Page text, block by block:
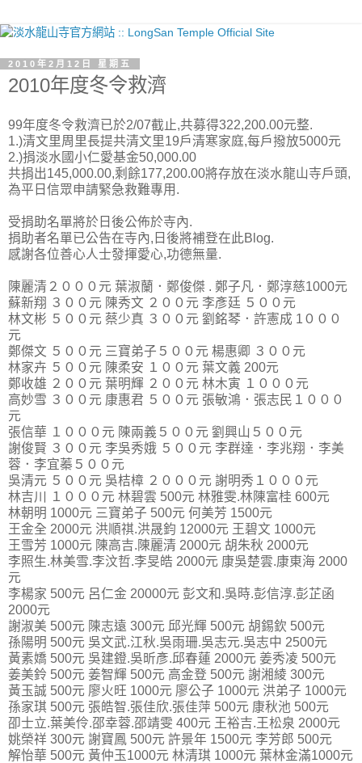
2010年2月12日 星期五
2010年度冬令救濟
99年度冬令救濟已於2/07截止,共募得322,200.00元整.
1.)清文里周里長提共清文里19戶清寒家庭,每戶撥放5000元
2.)捐淡水國小仁愛基金50,000.00
共捐出145,000.00,剩餘177,200.00將存放在淡水龍山寺戶頭,
為平日信眾申請緊急救難專用.
受捐助名單將於日後公佈於寺內.
捐助者名單已公告在寺內,日後將補登在此Blog.
感謝各位善心人士發揮愛心,功德無量.
陳麗清２０００元 葉淑蘭．鄭俊傑 . 鄭子凡．鄭淳慈1000元
蘇新翔 ３００元 陳秀文 ２００元 李彥廷 ５００元
林文彬 ５００元 蔡少真 ３００元 劉銘琴．許憲成 1０００
元
鄭傑文 ５００元 三寶弟子５００元 楊惠卿 ３００元
林家卉 ５００元 陳柔安 １００元 葉文義 200元
鄭收雄 ２００元 葉明輝 ２００元 林木寅 １０００元
高妙雪 ３００元 康惠君 ５００元 張敏鴻．張志民１０００
元
張信華 １０００元 陳兩義５００元 劉興山５００元
謝俊賢 ３００元 李吳秀娥 ５００元 李群達．李兆翔．李美
蓉．李宜蓁５００元
吳清元 ５００元 吳桔樟 ２０００元 謝明秀１０００元
林吉川 １０００元 林碧雲 500元 林雅雯.林陳富桂 600元
林朝明 1000元 三寶弟子 500元 何美芳 1500元
王金全 2000元 洪順祺.洪晟鈞 12000元 王碧文 1000元
王雪芳 1000元 陳高吉.陳麗清 2000元 胡朱秋 2000元
李照生.林美雪.李汶哲.李旻皓 2000元 康吳楚雲.康東海 2000
元
李楊家 500元 呂仁金 20000元 彭文和.吳時.彭信淳.彭芷函
2000元
謝淑美 500元 陳志遠 300元 邱光輝 500元 胡錫欽 500元
孫陽明 500元 吳文武.江秋.吳雨珊.吳志元.吳志中 2500元
黃素嬌 500元 吳建鐙.吳昕彥.邱春蓮 2000元 姜秀凌 500元
姜美鈴 500元 姜智輝 500元 高金登 500元 謝湘綾 300元
黃玉誠 500元 廖火旺 1000元 廖公子 1000元 洪弟子 1000元
孫家琪 500元 張皓智.張佳欣.張佳萍 500元 康秋池 500元
卲士立.葉美伶.邵幸蓉.邵靖雯 400元 王裕吉.王松泉 2000元
姚榮祥 300元 謝寶鳳 500元 許景年 1500元 李芳郎 500元
解怡華 500元 黃仲玉1000元 林清琪 1000元 葉林金滿1000元